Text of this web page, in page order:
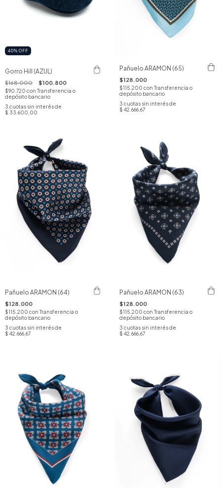
40% OFF
Gorro Hill (AZUL)
$168.000 $100.800
$90.720 con Transferencia o
depósito bancario
3 cuotas sin interés de
$ 33.600,00
Pañuelo ARAMON (65)
$128.000
$115.200 con Transferencia o
depósito bancario
3 cuotas sin interés de
$ 42.666,67
Pañuelo ARAMON (64)
$128.000
$115.200 con Transferencia o
depósito bancario
3 cuotas sin interés de
$ 42.666,67
Pañuelo ARAMON (63)
$128.000
$115.200 con Transferencia o
depósito bancario
3 cuotas sin interés de
$ 42.666,67